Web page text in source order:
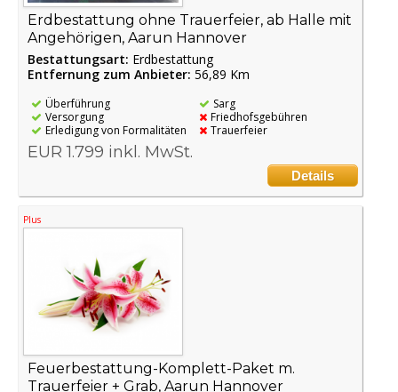
Erdbestattung ohne Trauerfeier, ab Halle mit
Angehörigen, Aarun Hannover
Bestattungsart: Erdbestattung
Entfernung zum Anbieter: 56,89 Km
Überführung
Versorgung
Erledigung von Formalitäten
Sarg
Friedhofsgebühren
Trauerfeier
EUR 1.799 inkl. MwSt.
Details
Plus
Feuerbestattung-Komplett-Paket m.
Trauerfeier + Grab, Aarun Hannover